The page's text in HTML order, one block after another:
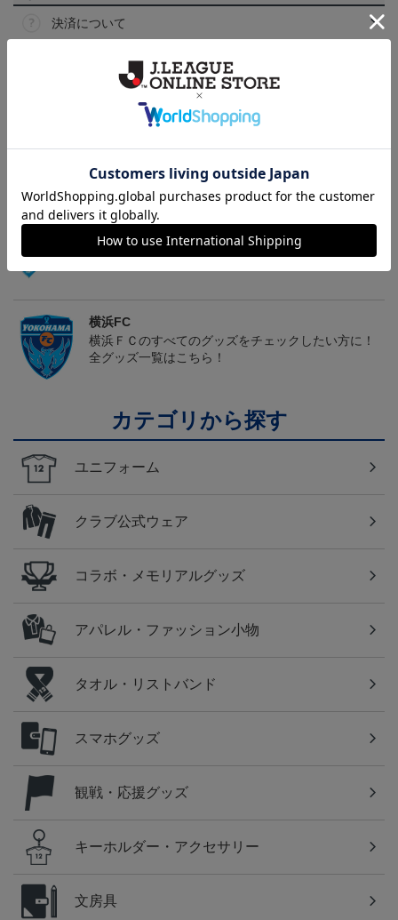
決済について
ヘルプページ
トピックス
横浜FC
こだわりのデザインに注目！タオルマフラーは応援
横浜FC
横浜ＦＣのすべてのグッズをチェックしたい方に！
全グッズ一覧はこちら！
カテゴリから探す
ユニフォーム
クラブ公式ウェア
コラボ・メモリアルグッズ
アパレル・ファッション小物
タオル・リストバンド
スマホグッズ
観戦・応援グッズ
キーホルダー・アクセサリー
文房具